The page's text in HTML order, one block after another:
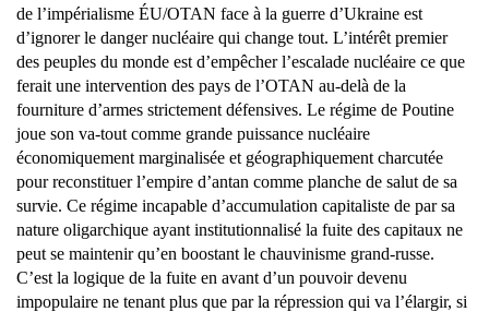
de l’impérialisme ÉU/OTAN face à la guerre d’Ukraine est
d’ignorer le danger nucléaire qui change tout. L’intérêt premier
des peuples du monde est d’empêcher l’escalade nucléaire ce que
ferait une intervention des pays de l’OTAN au-delà de la
fourniture d’armes strictement défensives. Le régime de Poutine
joue son va-tout comme grande puissance nucléaire
économiquement marginalisée et géographiquement charcutée
pour reconstituer l’empire d’antan comme planche de salut de sa
survie. Ce régime incapable d’accumulation capitaliste de par sa
nature oligarchique ayant institutionnalisé la fuite des capitaux ne
peut se maintenir qu’en boostant le chauvinisme grand-russe.
C’est la logique de la fuite en avant d’un pouvoir devenu
impopulaire ne tenant plus que par la répression qui va l’élargir, si